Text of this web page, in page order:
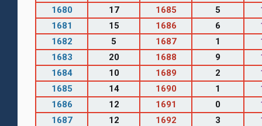
1680
17 1685 5
1681
15 1686 6
1682
5 1687 1
1683
20 1688 9
1684
10 1689 2
1685
14 1690 1
1686
12 1691 0
1687
12 1692 3